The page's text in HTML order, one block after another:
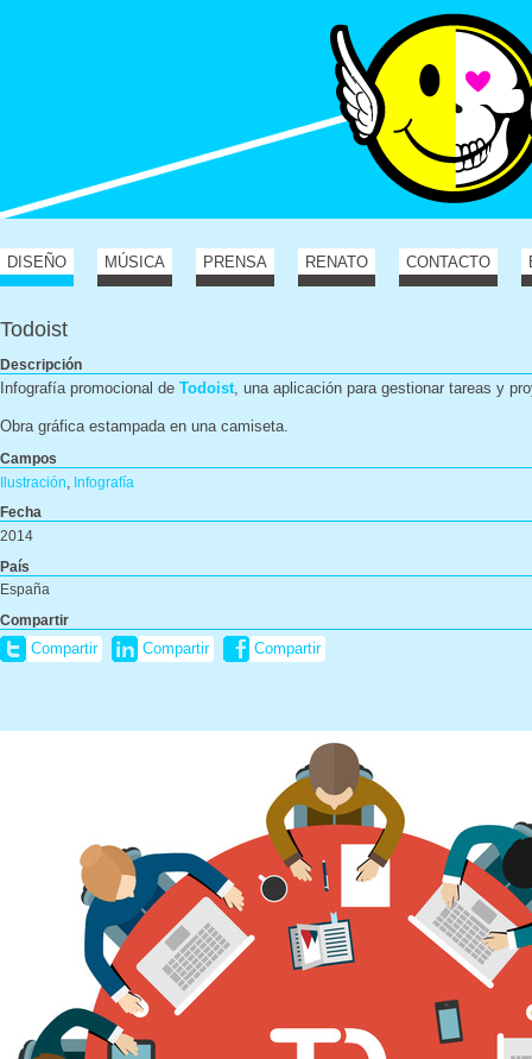
DISEÑO MÚSICA PRENSA RENATO CONTACTO
Todoist
Descripción
Infografía promocional de Todoist, una aplicación para gestionar tareas y
Obra gráfica estampada en una camiseta.
Campos
Ilustración
Infografía
Fecha
2014
País
España
Compartir
Compartir Compartir Compartir